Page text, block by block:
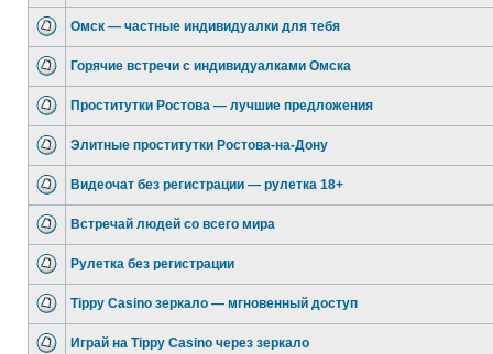
Омск — частные индивидуалки для тебя
Горячие встречи с индивидуалками Омска
Проститутки Ростова — лучшие предложения
Элитные проститутки Ростова-на-Дону
Видеочат без регистрации — рулетка 18+
Встречай людей со всего мира
Рулетка без регистрации
Tippy Casino зеркало — мгновенный доступ
Играй на Tippy Casino через зеркало